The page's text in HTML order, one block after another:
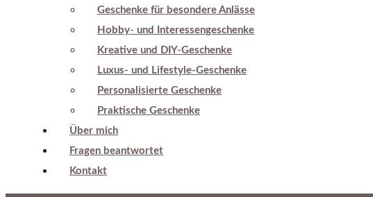
Geschenke für besondere Anlässe
Hobby- und Interessengeschenke
Kreative und DIY-Geschenke
Luxus- und Lifestyle-Geschenke
Personalisierte Geschenke
Praktische Geschenke
Über mich
Fragen beantwortet
Kontakt